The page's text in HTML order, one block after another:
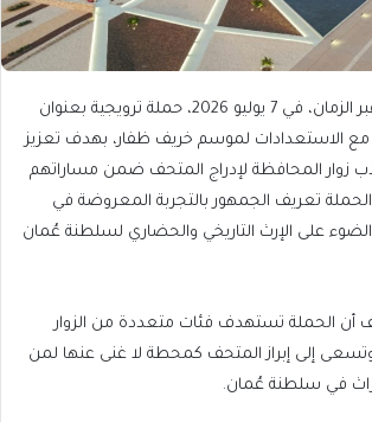
أطلق متحف عُمان عبر الزمان، في 7 يوليو 2026، حملة ترويجية بعنوان
مع الاستعدادات لموسم خريف ظفار، بهدف تعزيز
زوار المحافظة لإدراج المتحف ضمن مساراتهم
تعريف الجمهور بالتجربة المعروضة في
على الإرث التاريخي والحضاري لسلطنة عُمان
أن الحملة تستهدف فئات متعددة من الزوار
وتسعى إلى إبراز المتحف كمحطة لا غنى عنها لمن
في سلطنة عُمان.